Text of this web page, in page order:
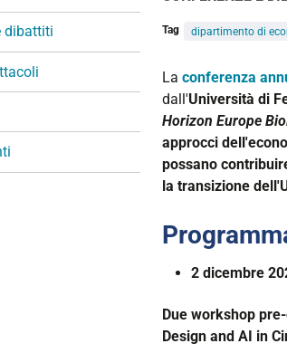
Tag dipartimento di
https://
annual-
conference-
2026
SEEDS
Annual
2026
Call
papers
entro
La conferenza
dall'Università di
Horizon Europe
approcci
possano
la transizione
2 dicembre
Due workshop
Design and AI in
dibattiti